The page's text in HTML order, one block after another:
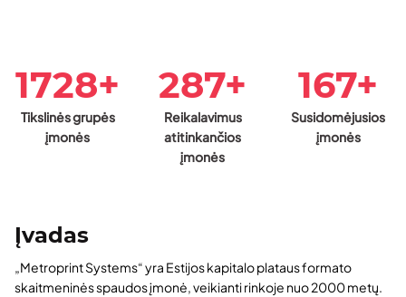
1728+
Tikslinės grupės
įmonės
287+
Reikalavimus
atitinkančios
įmonės
167+
Susidomėjusios
įmonės
Įvadas
„Metroprint Systems“ yra Estijos kapitalo plataus formato
skaitmeninės spaudos įmonė, veikianti rinkoje nuo 2000 metų.